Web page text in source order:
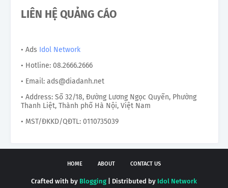
LIÊN HỆ QUẢNG CÁO
• Ads Idol Network
• Hotline: 08.2666.2666
• Email: ads@diadanh.net
• Address: Số 32/18, Đường Lương Ngọc Quyến, Phường
Thanh Liệt, Thành phố Hà Nội, Việt Nam
• MST/ĐKKD/QĐTL: 0110735039
HOME ABOUT CONTACT US
Crafted with by Blogging | Distributed by Idol Network